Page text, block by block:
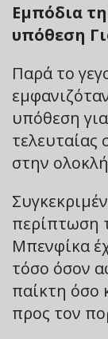
Εμπόδια
υπόθεση
Παρά το
υπόθεση
τελευταίας
στην
περίπτωση
Μπενφίκα
τόσο όσον
παίκτη όσο
προς τον